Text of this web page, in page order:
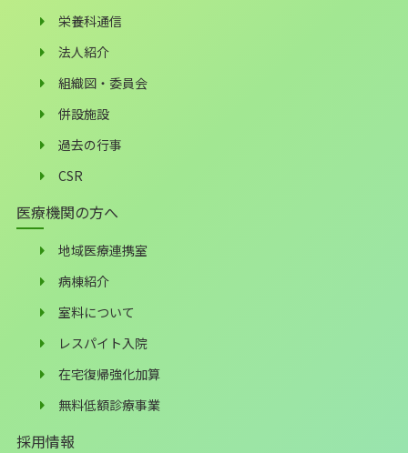
栄養科通信
法人紹介
組織図・委員会
併設施設
過去の行事
CSR
医療機関の方へ
地域医療連携室
病棟紹介
室料について
レスパイト入院
在宅復帰強化加算
無料低額診療事業
採用情報